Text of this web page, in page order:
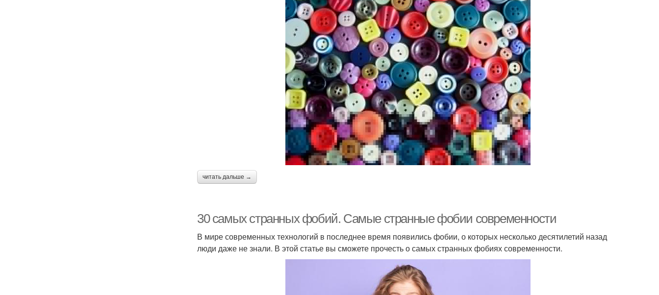
читать дальше →
30 самых странных фобий. Самые странные фобии современности
В мире современных технологий в последнее время появились фобии, о которых несколько десятилетий назад
люди даже не знали. В этой статье вы сможете прочесть о самых странных фобиях современности.